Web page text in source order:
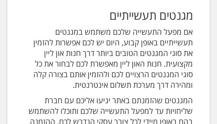
מגנטים תעשייתיים
אם מפעל התעשייה שלכם משתמש במגנטים
תעשייתיים באופן קבוע, היום יש לכם אפשרות להזמין
את סוגי המגנטים הטובים ביותר דרך חנות און ליין
מקצועית. חנות האון ליין מאפשרת לכם לבחור את כל
סוגי המגנטים הרצויים לכם ולהזמין אותם בצורה קלה
ומהירה דרך מערכת תשלום אינטרנטית.
המגנטים שהזמנתם באתר יגיעו אליכם עם חברת
שליחויות עד למפעל התעשייה שלכם ותוכלו להשתמש
בהם באופן מיידי לכל צורך עסקי הנדרש לכם. ההזמנה